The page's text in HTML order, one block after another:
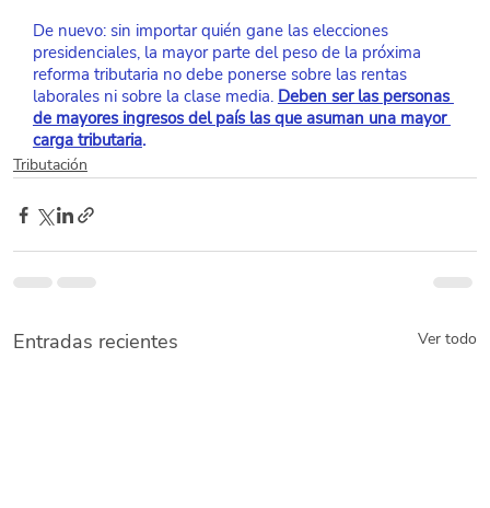
De nuevo: sin importar quién gane las elecciones
presidenciales, la mayor parte del peso de la próxima
reforma tributaria no debe ponerse sobre las rentas
laborales ni sobre la clase media. Deben ser las personas
de mayores ingresos del país las que asuman una mayor
carga tributaria.
Tributación
Entradas recientes Ver todo